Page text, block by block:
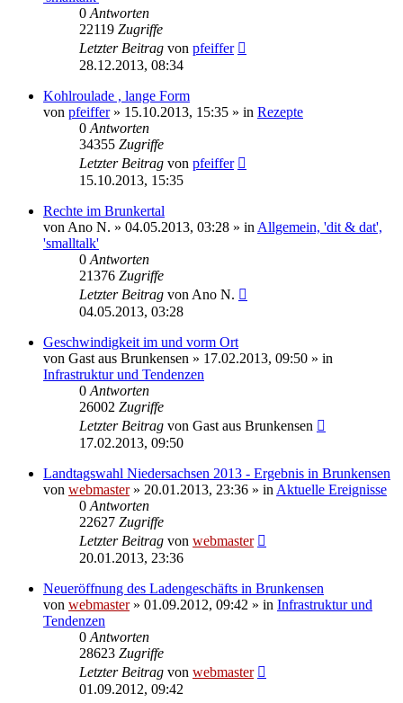
0 Antworten
22119 Zugriffe
Letzter Beitrag von pfeiffer
28.12.2013, 08:34
Kohlroulade , lange Form
von pfeiffer» 15.10.2013, 15:35 » in Rezepte
0 Antworten
34355 Zugriffe
Letzter Beitrag von pfeiffer
15.10.2013, 15:35
Rechte im Brunkertal
von Ano N. » 04.05.2013, 03:28 » in Allgemein, 'dit & dat',
'smalltalk'
0 Antworten
21376 Zugriffe
Letzter Beitrag von Ano N.
04.05.2013, 03:28
Geschwindigkeit im und vorm Ort
von Gast aus Brunkensen » 17.02.2013, 09:50 » in
Infrastruktur und Tendenzen
0 Antworten
26002 Zugriffe
Letzter Beitrag von Gast aus Brunkensen
17.02.2013, 09:50
Landtagswahl Niedersachsen 2013 - Ergebnis in Brunkensen
von webmaster» 20.01.2013, 23:36 » in Aktuelle Ereignisse
0 Antworten
22627 Zugriffe
Letzter Beitrag von webmaster
20.01.2013, 23:36
Neueröffnung des Ladengeschäfts in Brunkensen
von webmaster» 01.09.2012, 09:42 » in Infrastruktur und
Tendenzen
0 Antworten
28623 Zugriffe
Letzter Beitrag von webmaster
01.09.2012, 09:42